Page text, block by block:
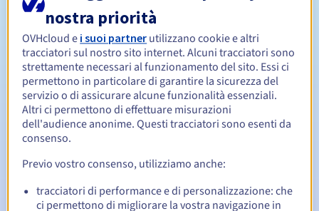
Periodo di rinnovo Da 1 a 10 anni
Redemption period 30 giorni
Notifiche automatiche:
scadenza
nostra priorità
OVHcloud e i suoi partner utilizzano cookie e altri
tracciatori sul nostro sito internet. Alcuni tracciatori sono
strettamente necessari al funzionamento del sito. Essi ci
permettono in particolare di garantire la sicurezza del
servizio o di assicurare alcune funzionalità essenziali.
Altri ci permettono di effettuare misurazioni
dell'audience anonime. Questi tracciatori sono esenti da
consenso.
Previo vostro consenso, utilizziamo anche:
tracciatori di performance e di personalizzazione: che
ci permettono di migliorare la vostra navigazione in